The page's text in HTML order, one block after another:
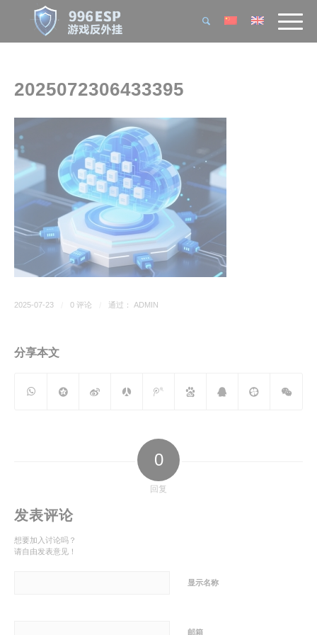
2025072306433395
2025-07-23 0 评论 通过： ADMIN
分享本文
0
回复
发表评论
想要加入讨论吗？
请自由发表意见！
显示名称
邮箱